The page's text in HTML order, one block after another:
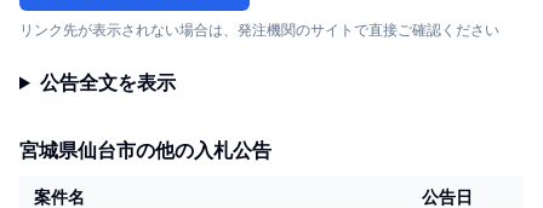
リンク先が表示されない場合は、発注機関のサイトで直接ご確認ください
公告全文を表示
宮城県仙台市の他の入札公告
案件名 公告日